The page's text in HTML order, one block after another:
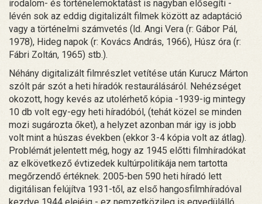
irodalom- és történelemoktatást is nagyban elősegíti -
lévén sok az eddig digitalizált filmek között az adaptáció
vagy a történelmi számvetés (ld. Angi Vera (r: Gábor Pál,
1978), Hideg napok (r: Kovács András, 1966), Húsz óra (r:
Fábri Zoltán, 1965) stb.).
Néhány digitalizált filmrészlet vetítése után Kurucz Márton
szólt pár szót a heti híradók restaurálásáról. Nehézséget
okozott, hogy kevés az utolérhető kópia -1939-ig mintegy
10 db volt egy-egy heti híradóból, (tehát közel se minden
mozi sugározta őket), a helyzet azonban már igy is jobb
volt mint a húszas években (ekkor 3-4 kópia volt az átlag).
Problémát jelentett még, hogy az 1945 előtti filmhíradókat
az elkövetkező évtizedek kultúrpolitikája nem tartotta
megőrzendő értéknek. 2005-ben 590 heti híradó lett
digitálisan felújítva 1931-től, az első hangosfilmhíradóval
kezdve 1944 elejéig - ez nemzetközileg is egyedülálló